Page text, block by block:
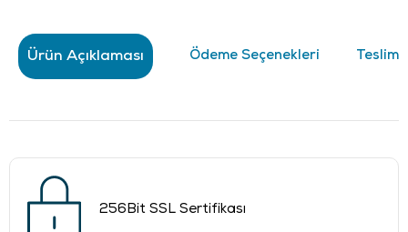
Ürün Açıklaması Ödeme Seçenekleri
256Bit SSL Sertifikası